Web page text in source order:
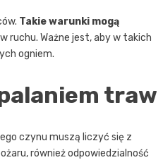
Takie warunki mogą
ruchu. Ważne jest, aby w takich
ogniem.
traw
czynu muszą liczyć się z
również odpowiedzialność